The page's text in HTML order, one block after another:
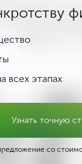
всех этапах
Узнать точную
со